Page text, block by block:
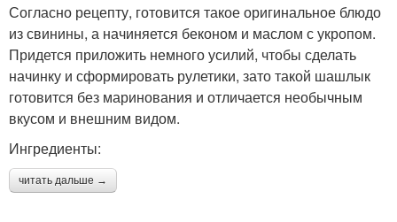
Согласно рецепту, готовится такое оригинальное блюдо
из свинины, а начиняется беконом и маслом с укропом.
Придется приложить немного усилий, чтобы сделать
начинку и сформировать рулетики, зато такой шашлык
готовится без маринования и отличается необычным
вкусом и внешним видом.
Ингредиенты:
читать дальше →